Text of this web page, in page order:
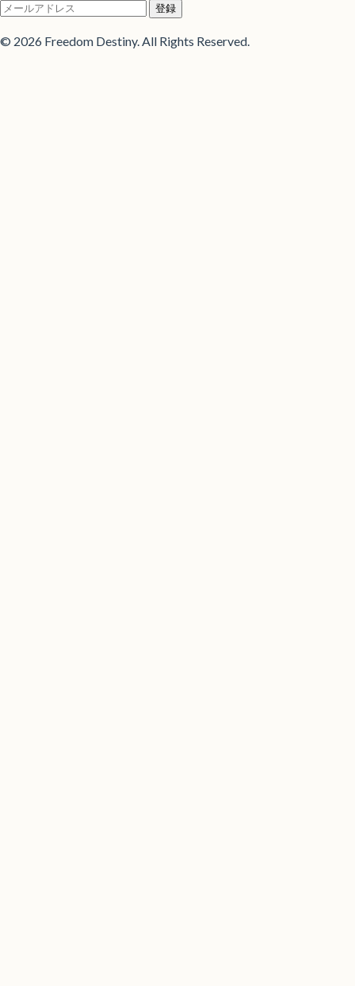
登録
© 2026 Freedom Destiny. All Rights Reserved.